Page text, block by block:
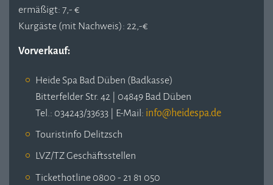
ermäßigt: 7,- €
Kurgäste (mit Nachweis): 22,-€
Vorverkauf:
Heide Spa Bad Düben (Badkasse)
Bitterfelder Str. 42 | 04849 Bad Düben
Tel.: 034243/33633 | E-Mail:
Touristinfo Delitzsch
LVZ/TZ Geschäftsstellen
Tickethotline 0800 - 21 81 050